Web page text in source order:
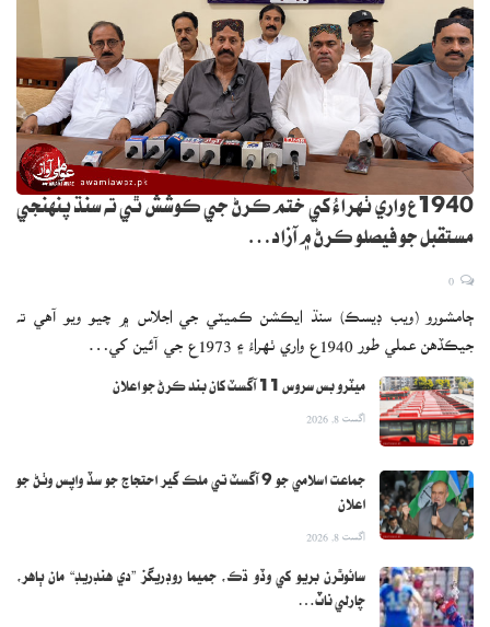
1940ع واري ٺهراءُ کي ختم ڪرڻ جي ڪوشش ٿي ته سنڌ پنهنجي
مستقبل جو فيصلو ڪرڻ ۾ آزاد…
ڄامشورو (ويب ڊيسڪ) سنڌ ايڪشن ڪميٽي جي اجلاس ۾ چيو ويو آهي ته
جيڪڏهن عملي طور 1940ع واري ٺهراءُ ۽ 1973ع جي آئين کي…
ميٽرو بس سروس 11 آگسٽ کان بند ڪرڻ جو اعلان
اگست 8, 2026
جماعت اسلامي جو 9 آگسٽ تي ملڪ گير احتجاج جو سڏ واپس وٺڻ جو
اعلان
اگست 8, 2026
سائوٿرن بريو کي وڏو ڌڪ، جميما روڊريگز ”دي هنڊريڊ“ مان ٻاهر،
چارلي ناٽ…